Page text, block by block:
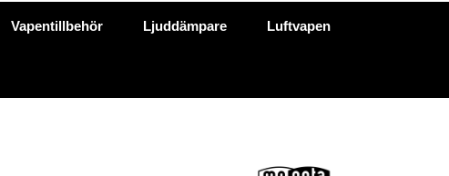
Vapentillbehör Ljuddämpare Luftvapen